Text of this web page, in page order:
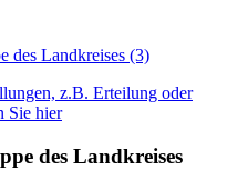
des Landkreises (3)
z.B. Erteilung oder
Sie hier
des Landkreises